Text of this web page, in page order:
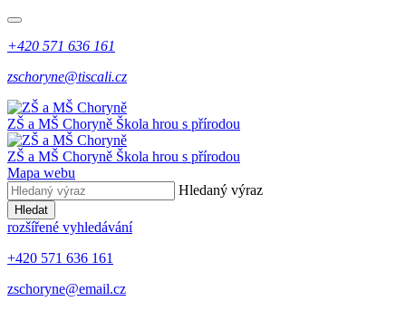
+420 571 636 161
zschoryne@tiscali.cz
ZŠ a MŠ Choryně Škola hrou s přírodou
ZŠ a MŠ Choryně Škola hrou s přírodou
Mapa webu
Hledaný výraz
Hledat
rozšířené vyhledávání
+420 571 636 161
zschoryne@email.cz